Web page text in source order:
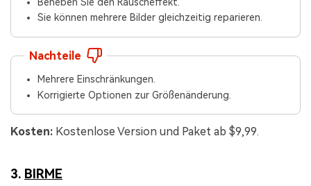
Sie können mehrere Bilder gleichzeitig reparieren.
Nachteile
Mehrere Einschränkungen.
Korrigierte Optionen zur Größenänderung.
Kosten: Kostenlose Version und Paket ab $9,99.
3. BIRME